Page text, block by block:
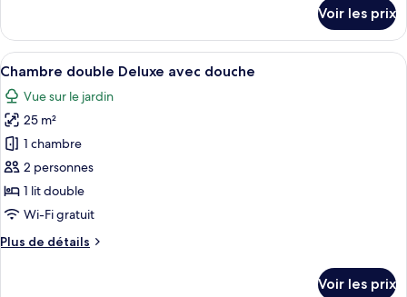
le
type
de
chambre
Studio
Voir les prix
Afficher
toutes
les
photos
pour
ce
type
de
chambre :
Chambre
Chambre double Deluxe avec
6
Chambre double Deluxe avec douche
Vue sur le jardin
25 m²
1 chambre
2 personnes
1 lit double
Wi-Fi gratuit
Plus de détails
Plus
Voir les prix